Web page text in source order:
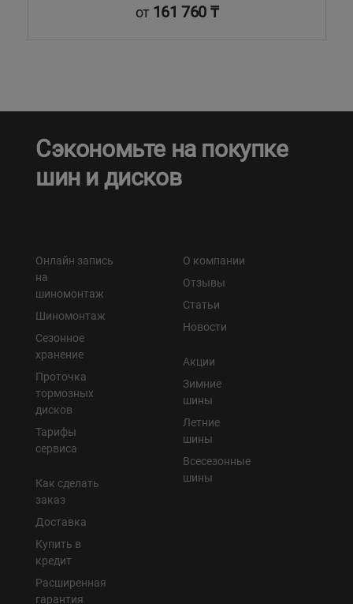
от 161 760 ₸
Сэкономьте на покупке
шин и дисков
Онлайн запись
на
шиномонтаж
Шиномонтаж
Сезонное
хранение
Проточка
тормозных
дисков
Тарифы
сервиса
Как сделать
заказ
Доставка
Купить в
кредит
Расширенная
гарантия
О компании
Отзывы
Статьи
Новости
Акции
Зимние
шины
Летние
шины
Всесезонные
шины